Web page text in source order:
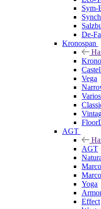
Sym-
De-
Kronospan
Vega
AGT
AGT
Marco
Yoga
Effect